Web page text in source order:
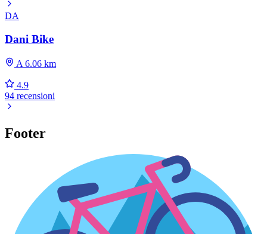
DA
Dani Bike
A 6.06 km
4.9
94 recensioni
Footer